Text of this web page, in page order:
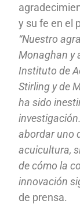
y su fe en el
“Nuestro
Monaghan y
Instituto de
Stirling y de
ha sido
abordar uno
acuicultura,
de cómo la
innovación
de prensa.